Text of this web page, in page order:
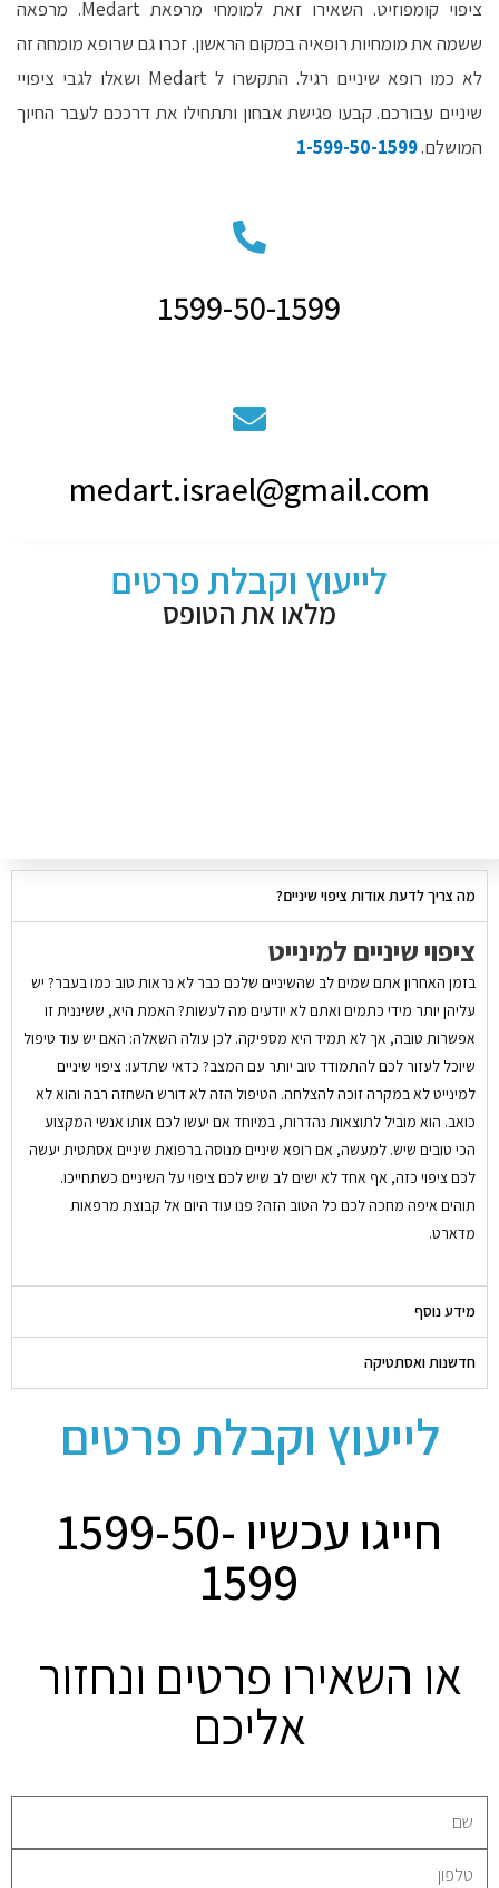
ציפוי קומפוזיט. השאירו זאת למומחי מרפאת Medart. מרפאה
ששמה את מומחיות רופאיה במקום הראשון. זכרו גם שרופא מומחה זה
לא כמו רופא שיניים רגיל. התקשרו ל Medart ושאלו לגבי ציפויי
שיניים עבורכם. קבעו פגישת אבחון ותתחילו את דרככם לעבר החיוך
המושלם.1-599-50-1599
1599-50-1599​
medart.israel@gmail.com
לייעוץ וקבלת פרטים
מלאו את הטופס
מה צריך לדעת אודות ציפוי שיניים?
ציפוי שיניים למינייט
בזמן האחרון אתם שמים לב שהשיניים שלכם כבר לא נראות טוב כמו בעבר? יש
עליהן יותר מידי כתמים ואתם לא יודעים מה לעשות? האמת היא, ששיננית זו
אפשרות טובה, אך לא תמיד היא מספיקה. לכן עולה השאלה: האם יש עוד טיפול
שיוכל לעזור לכם להתמודד טוב יותר עם המצב? כדאי שתדעו: ציפוי שיניים
למינייט לא במקרה זוכה להצלחה. הטיפול הזה לא דורש השחזה רבה והוא לא
כואב. הוא מוביל לתוצאות נהדרות, במיוחד אם יעשו לכם אותו אנשי המקצוע
הכי טובים שיש. למעשה, אם רופא שיניים מנוסה ברפואת שיניים אסתטית יעשה
לכם ציפוי כזה, אף אחד לא ישים לב שיש לכם ציפוי על השיניים כשתחייכו.
תוהים איפה מחכה לכם כל הטוב הזה? פנו עוד היום אל קבוצת מרפאות
מדארט.
מידע נוסף
חדשנות ואסתטיקה
לייעוץ וקבלת פרטים
חייגו עכשיו 1599-50-
1599
או השאירו פרטים ונחזור
אליכם